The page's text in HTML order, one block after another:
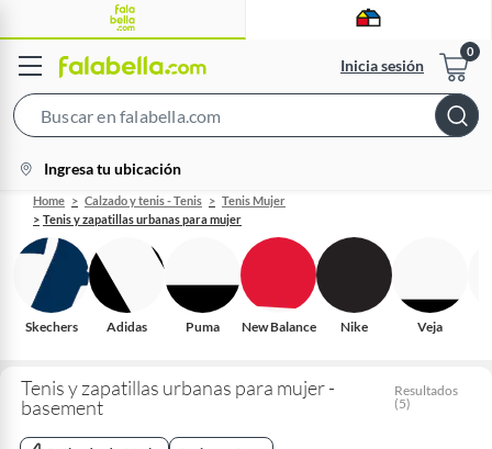
Inicia sesión
Bar
location-
icon
Ingresa tu ubicación
Home Calzado y tenis - Tenis
Tenis Mujer
Tenis y zapatillas urbanas para mujer
Skechers Adidas Puma New Balance Nike Veja
Tenis y zapatillas urbanas para mujer -
basement
Resultados
(5)